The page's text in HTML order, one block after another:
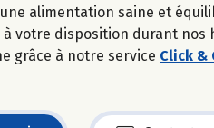
alimentation saine et
à votre disposition durant nos
grâce à notre service Click &